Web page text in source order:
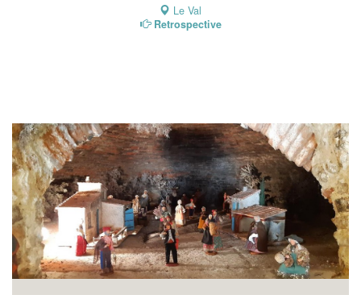
Le Val
Retrospective